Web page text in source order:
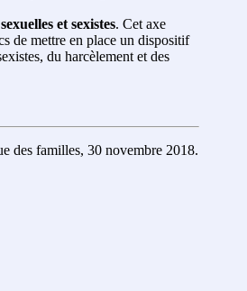
et sexistes. Cet axe
de mettre en place un dispositif
du harcèlement et des
des familles, 30 novembre 2018.